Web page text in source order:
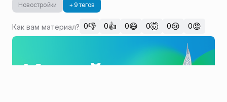
Новостройки
+ 9 тегов
Как вам материал? 0👎 0👍 0😄 0🤯 0😢 0😡